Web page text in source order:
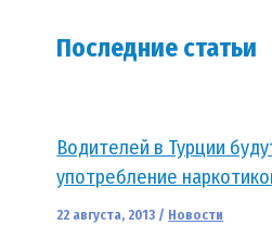
Последние статьи
Водителей в Турции
употребление
22 августа, 2013 / Новости